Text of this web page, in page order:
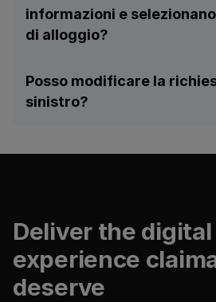
Assicurativi crea una
del caso rilevanti (numero
piattaforma HRS Insurance.
informazioni e
di alloggio?
di alloggio e effettuano la loro
appena la prenotazione è
richiedente riceve la
alloggio riceve i dettagli della
Posso modificare la
sinistro?
Sì. Gli agenti assicurativi
le date della richiesta
modifica verrà comunicata
tutti gli stakeholder e i
riemessi di conseguenza.
Deliver the digital
experience
deserve